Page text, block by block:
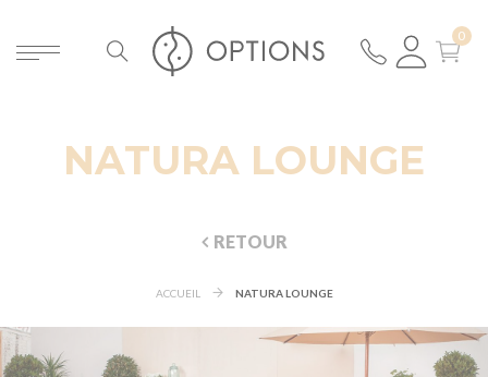
NATURA LOUNGE
RETOUR
ACCUEIL NATURA LOUNGE